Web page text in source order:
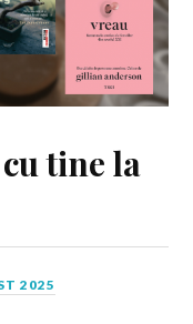
tine la
2025